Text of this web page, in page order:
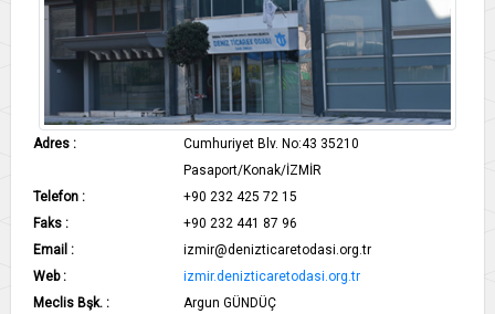
Adres :
Cumhuriyet Blv. No:43 35210
Pasaport/Konak/İZMİR
Telefon :
+90 232 425 72 15
Faks :
+90 232 441 87 96
Email :
izmir@denizticaretodasi.org.tr
Web :
izmir.denizticaretodasi.org.tr
Meclis Bşk. :
Argun GÜNDÜÇ